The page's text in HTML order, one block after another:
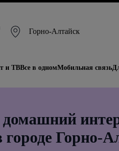
Горно-Алтайск
и ТВВсе в одномМобильная связь
городе Горно-